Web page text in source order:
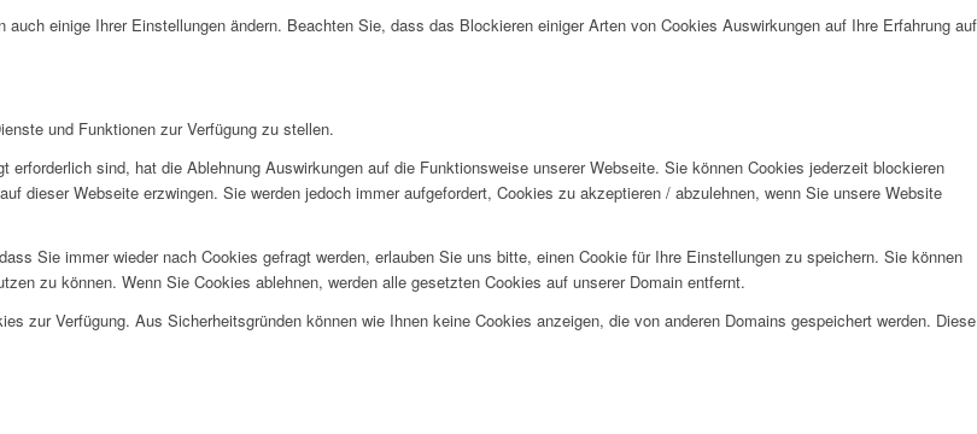
einige Ihrer Einstellungen ändern. Beachten Sie, dass das Blockieren einiger Arten von Cookies Auswirkungen auf Ihre Erfahrung auf
und Funktionen zur Verfügung zu stellen.
sind, hat die Ablehnung Auswirkungen auf die Funktionsweise unserer Webseite. Sie können Cookies jederzeit blockieren
dieser Webseite erzwingen. Sie werden jedoch immer aufgefordert, Cookies zu akzeptieren / abzulehnen, wenn Sie unsere Website
Sie immer wieder nach Cookies gefragt werden, erlauben Sie uns bitte, einen Cookie für Ihre Einstellungen zu speichern. Sie können
zu können. Wenn Sie Cookies ablehnen, werden alle gesetzten Cookies auf unserer Domain entfernt.
zur Verfügung. Aus Sicherheitsgründen können wie Ihnen keine Cookies anzeigen, die von anderen Domains gespeichert werden. Diese